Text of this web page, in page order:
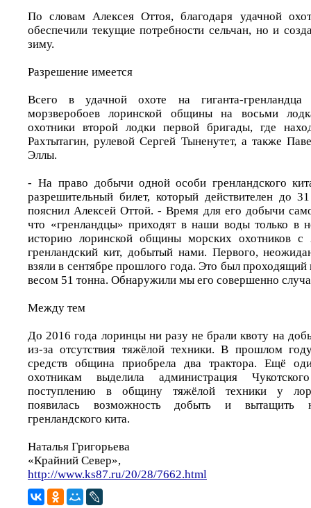
По словам Алексея Оттоя, благодаря удачной
обеспечили текущие потребности сельчан, но и
зиму.
Разрешение имеется
Всего в удачной охоте на гиганта-
морзверобоев лоринской общины на восьми
охотники второй лодки первой бригады, где
Рахтытагин, рулевой Сергей Тыненутет, а также
Эллы.
- На право добычи одной особи гренландского
разрешительный билет, который действителен до
пояснил Алексей Оттой. - Время для его добычи
что «гренландцы» приходят в наши воды только в
историю лоринской общины морских охотников с
гренландский кит, добытый нами. Первого,
взяли в сентябре прошлого года. Это был
весом 51 тонна. Обнаружили мы его совершенно
Между тем
До 2016 года лоринцы ни разу не брали квоту на
из-за отсутствия тяжёлой техники. В прошлом
средств община приобрела два трактора. Ещё
охотникам выделила администрация
поступлению в общину тяжёлой техники у
появилась возможность добыть и вытащить
гренландского кита.
Наталья Григорьева
«Крайний Север»,
http://www.ks87.ru/20/28/7662.html